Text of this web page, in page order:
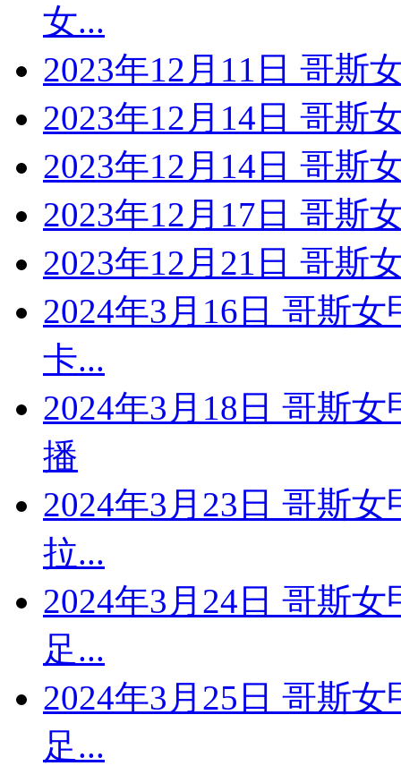
女...
2023年12月11日 哥斯
2023年12月14日 哥斯
2023年12月14日 哥斯
2023年12月17日 哥斯
2023年12月21日 哥斯
2024年3月16日 哥斯
卡...
2024年3月18日 哥斯
播
2024年3月23日 哥斯
拉...
2024年3月24日 哥斯
足...
2024年3月25日 哥斯
足...